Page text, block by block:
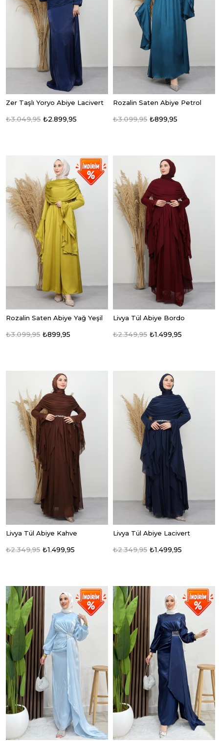
Zer Taşlı Yoryo Abiye Lacivert
₺2.899,95
₺3.049,95
Rozalin Saten Abiye Petrol
₺899,95
₺3.099,95
Rozalin Saten Abiye Yağ Yeşil
₺899,95
₺3.099,95
Livya Tül Abiye Bordo
₺1.499,95
₺2.349,95
Livya Tül Abiye Kahve
₺1.499,95
₺2.349,95
Livya Tül Abiye Lacivert
₺1.499,95
₺2.349,95